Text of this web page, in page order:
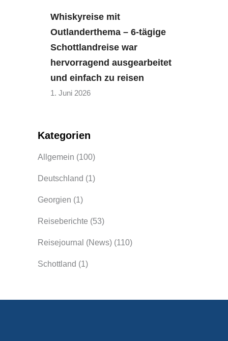
Whiskyreise mit
Outlanderthema – 6-tägige
Schottlandreise war
hervorragend ausgearbeitet
und einfach zu reisen
1. Juni 2026
Kategorien
Allgemein (100)
Deutschland (1)
Georgien (1)
Reiseberichte (53)
Reisejournal (News) (110)
Schottland (1)